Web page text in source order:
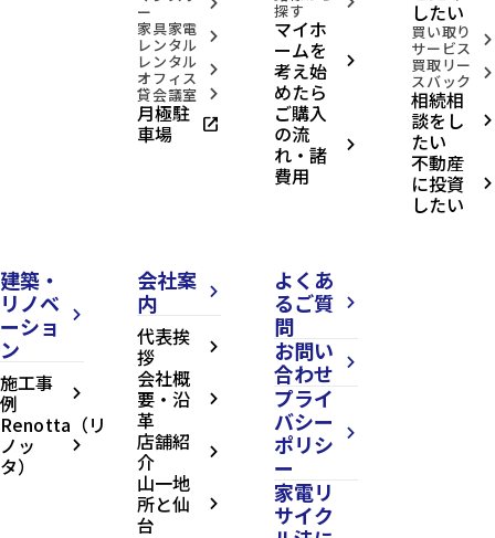
ー
家具家電
レンタル arrow_forward_ios
レンタル
オフィス arrow_forward_ios
貸会議室 arrow_forward_ios
月極駐
車場 open_in_new
探す
マイホ
ームを
考え始
めたら
arrow_forward_ios
ご購入
の流
れ・諸
費用
arrow_forward_ios
したい
買い取り
サービス arrow_forward_ios
買取リー
スバック arrow_forward_ios
相続相
談をし
たい
arrow_forward_ios
不動産
に投資
したい
arrow_forward_ios
建築・
リノベ
ーショ
ン
arrow_forward_ios
施工事
例 arrow_forward_ios
Renotta（リ
ノッ
タ）
arrow_forward_ios
会社案
内
arrow_forward_ios
代表挨
拶 arrow_forward_ios
会社概
要・沿
革
arrow_forward_ios
店舗紹
介 arrow_forward_ios
山一地
所と仙
台
arrow_forward_ios
よくあ
るご質
問
arrow_forward_ios
お問い
合わせ
arrow_forward_ios
プライ
バシー
ポリシ
ー
arrow_forward_ios
家電リ
サイク